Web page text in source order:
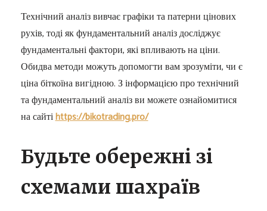
Технічний аналіз вивчає графіки та патерни цінових
рухів, тоді як фундаментальний аналіз досліджує
фундаментальні фактори, які впливають на ціни.
Обидва методи можуть допомогти вам зрозуміти, чи є
ціна біткоїна вигідною. З інформацією про технічний
та фундаментальний аналіз ви можете ознайомитися
на сайтіhttps://bikotrading.pro/
Будьте обережні зі
схемами шахраїв